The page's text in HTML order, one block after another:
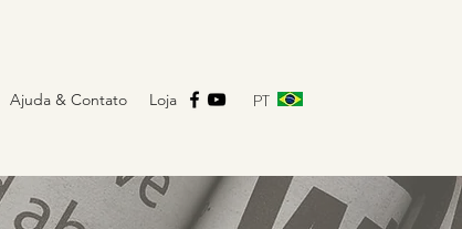
Ajuda & Contato Loja PT